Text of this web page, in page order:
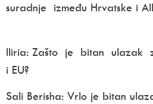
suradnje između Hrvatske i
Iliria: Zašto je bitan ulazak
i EU?
Sali Berisha: Vrlo je bitan u